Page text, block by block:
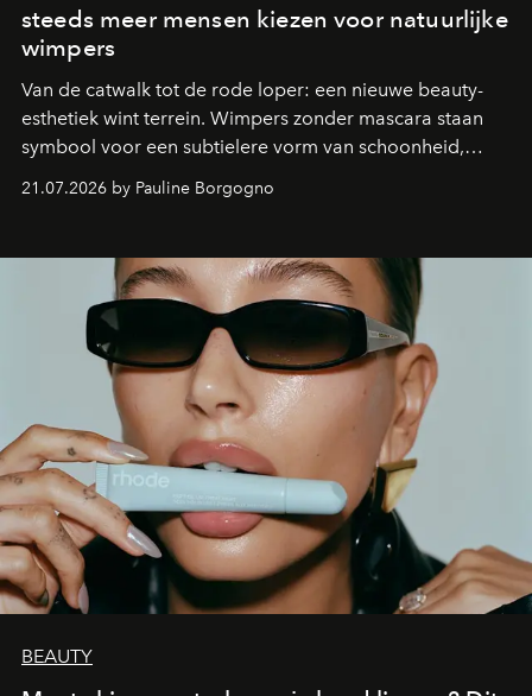
steeds meer mensen kiezen voor natuurlijke
wimpers
Van de catwalk tot de rode loper: een nieuwe beauty-
esthetiek wint terrein. Wimpers zonder mascara staan
symbool voor een subtielere vorm van schoonheid,
waarin zelfvertrouwen belangrijker is dan een overvloed
aan make-up.
21.07.2026 by Pauline Borgogno
BEAUTY